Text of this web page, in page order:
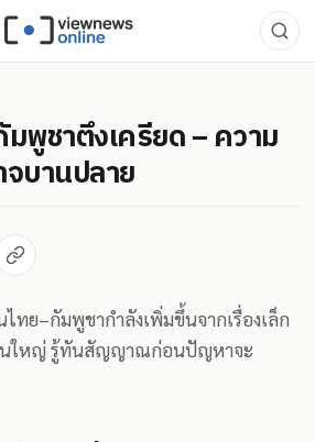
พูชาตึงเครียด – ความ
บานปลาย
ทย–กัมพูชากำลังเพิ่มขึ้นจากเรื่องเล็ก
นใหญ่ รู้ทันสัญญาณก่อนปัญหาจะ